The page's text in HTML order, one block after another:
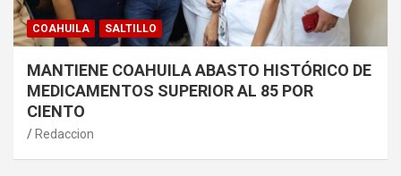
COAHUILA SALTILLO
MANTIENE COAHUILA ABASTO HISTÓRICO DE
MEDICAMENTOS SUPERIOR AL 85 POR
CIENTO
Redaccion